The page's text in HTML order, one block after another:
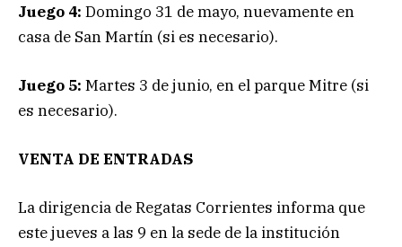
Juego 4: Domingo 31 de mayo, nuevamente en
casa de San Martín (si es necesario).
Juego 5: Martes 3 de junio, en el parque Mitre (si
es necesario).
VENTA DE ENTRADAS
La dirigencia de Regatas Corrientes informa que
este jueves a las 9 en la sede de la institución